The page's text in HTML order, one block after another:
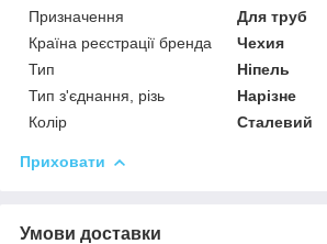
Призначення
Для труб
Країна реєстрації бренда
Чехия
Тип
Ніпель
Тип з'єднання, різь
Нарізне
Колір
Сталевий
Приховати
Умови доставки